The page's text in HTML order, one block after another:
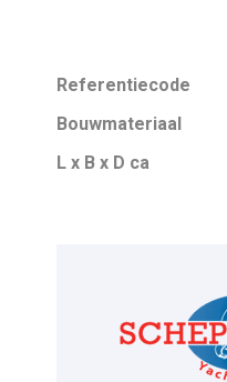
Referentiecode
Bouwmateriaal
L x B x D ca